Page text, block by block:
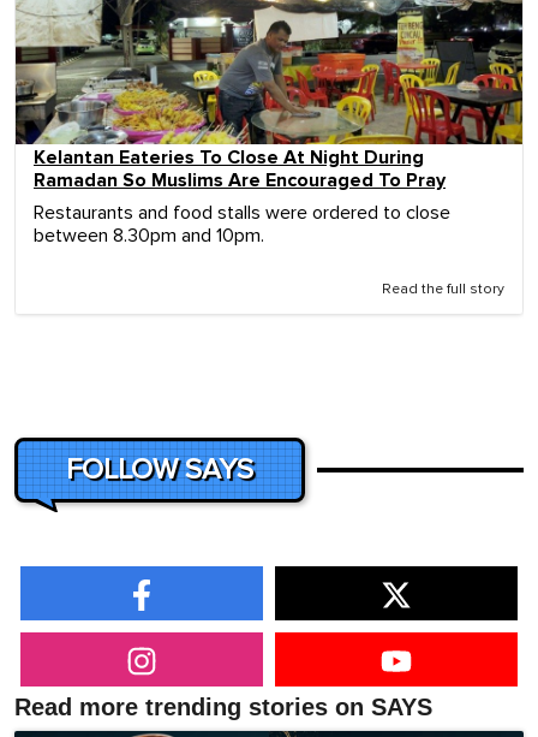
Kelantan Eateries To Close At Night During
Ramadan So Muslims Are Encouraged To Pray
Restaurants and food stalls were ordered to close
between 8.30pm and 10pm.
Read the full story
FOLLOW SAYS
Read more trending stories on SAYS